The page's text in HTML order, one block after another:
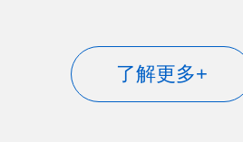
了解更多+